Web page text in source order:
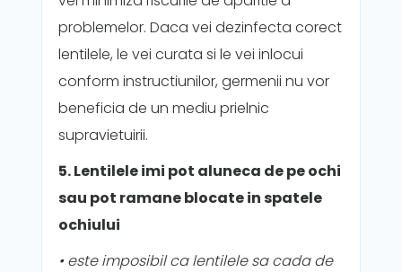
problemelor. Daca vei dezinfecta corect
lentilele, le vei curata si le vei inlocui
conform instructiunilor, germenii nu vor
beneficia de un mediu prielnic
supravietuirii.
5. Lentilele imi pot aluneca de pe ochi
sau pot ramane blocate in spatele
ochiului
• este imposibil ca lentilele sa cada de